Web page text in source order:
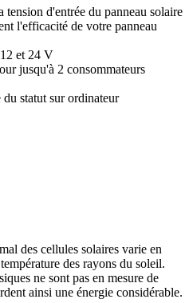
tension d'entrée du panneau solaire
l'efficacité de votre panneau
et 24 V
jusqu'à 2 consommateurs
statut sur ordinateur
des cellules solaires varie en
des rayons du soleil.
ne sont pas en mesure de
ainsi une énergie considérable.